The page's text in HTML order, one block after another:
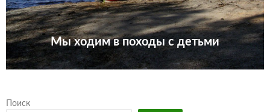
Мы ходим в походы с детьми
Поиск